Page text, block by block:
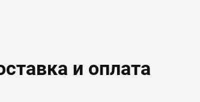
и оплата